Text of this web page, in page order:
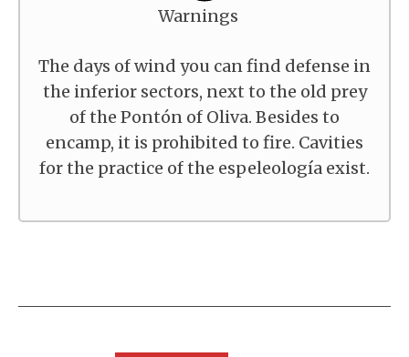
Warnings
The days of wind you can find defense in
the inferior sectors, next to the old prey
of the Pontón of Oliva. Besides to
encamp, it is prohibited to fire. Cavities
for the practice of the espeleología exist.